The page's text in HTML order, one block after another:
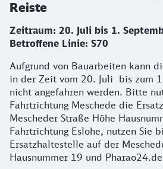
Reiste
Zeitraum: 20. Juli bis 1.
Betroffene Linie: S70
Aufgrund von Bauarbeiten kann
in der Zeit vom 20. Juli bis zum
nicht angefahren werden. Bitte
Fahrtrichtung Meschede die
Mescheder Straße Höhe
Fahrtrichtung Eslohe, nutzen Sie
Ersatzhaltestelle auf der
Hausnummer 19 und